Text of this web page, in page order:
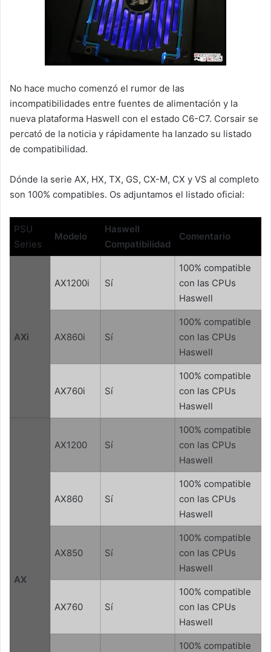
No hace mucho comenzó el rumor de las
incompatibilidades entre fuentes de alimentación y la
nueva plataforma Haswell con el estado C6-C7. Corsair se
percató de la noticia y rápidamente ha lanzado su listado
de compatibilidad.
Dónde la serie AX, HX, TX, GS, CX-M, CX y VS al completo
son 100% compatibles. Os adjuntamos el listado oficial:
PSU
Series
Modelo
Haswell
Compatibilidad
Comentario
AXi
AX1200i Sí
100% compatible
con las CPUs
Haswell
AX860i Sí
100% compatible
con las CPUs
Haswell
AX760i Sí
100% compatible
con las CPUs
Haswell
AX
AX1200 Sí
100% compatible
con las CPUs
Haswell
AX860 Sí
100% compatible
con las CPUs
Haswell
AX850 Sí
100% compatible
con las CPUs
Haswell
AX760 Sí
100% compatible
con las CPUs
Haswell
100% compatible